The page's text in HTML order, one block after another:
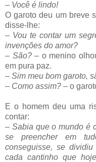
– Você é lindo!
O garoto deu um breve
disse-lhe:
– Vou te contar um
invenções do amor?
– São?– o menino
em pura paz.
– Sim meu bom garoto,
– Como assim? – o
E o homem deu uma
contar:
– Sabia que o mundo é
se preencher em
conseguisse, se
cada cantinho que